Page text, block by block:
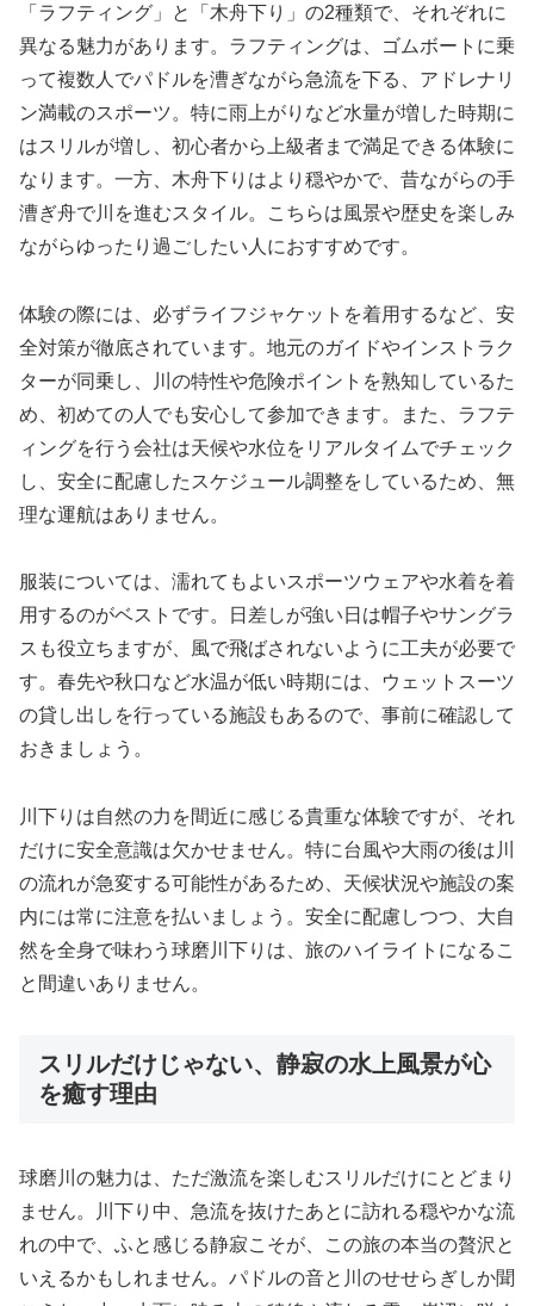
「ラフティング」と「木舟下り」の2種類で、それぞれに
異なる魅力があります。ラフティングは、ゴムボートに乗
って複数人でパドルを漕ぎながら急流を下る、アドレナリ
ン満載のスポーツ。特に雨上がりなど水量が増した時期に
はスリルが増し、初心者から上級者まで満足できる体験に
なります。一方、木舟下りはより穏やかで、昔ながらの手
漕ぎ舟で川を進むスタイル。こちらは風景や歴史を楽しみ
ながらゆったり過ごしたい人におすすめです。
体験の際には、必ずライフジャケットを着用するなど、安
全対策が徹底されています。地元のガイドやインストラク
ターが同乗し、川の特性や危険ポイントを熟知しているた
め、初めての人でも安心して参加できます。また、ラフテ
ィングを行う会社は天候や水位をリアルタイムでチェック
し、安全に配慮したスケジュール調整をしているため、無
理な運航はありません。
服装については、濡れてもよいスポーツウェアや水着を着
用するのがベストです。日差しが強い日は帽子やサングラ
スも役立ちますが、風で飛ばされないように工夫が必要で
す。春先や秋口など水温が低い時期には、ウェットスーツ
の貸し出しを行っている施設もあるので、事前に確認して
おきましょう。
川下りは自然の力を間近に感じる貴重な体験ですが、それ
だけに安全意識は欠かせません。特に台風や大雨の後は川
の流れが急変する可能性があるため、天候状況や施設の案
内には常に注意を払いましょう。安全に配慮しつつ、大自
然を全身で味わう球磨川下りは、旅のハイライトになるこ
と間違いありません。
スリルだけじゃない、静寂の水上風景が心
を癒す理由
球磨川の魅力は、ただ激流を楽しむスリルだけにとどまり
ません。川下り中、急流を抜けたあとに訪れる穏やかな流
れの中で、ふと感じる静寂こそが、この旅の本当の贅沢と
いえるかもしれません。パドルの音と川のせせらぎしか聞